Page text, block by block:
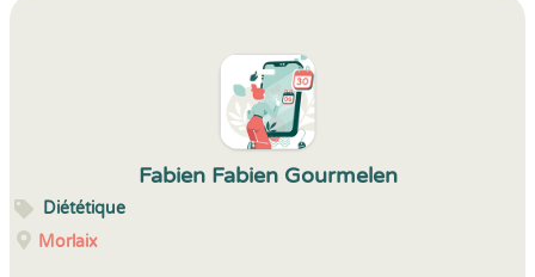
Fabien Fabien Gourmelen
Diététique
Morlaix